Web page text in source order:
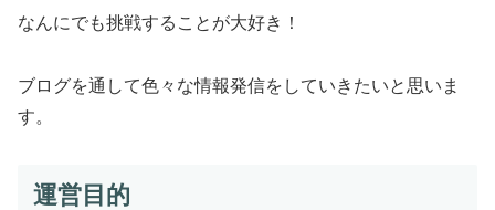
なんにでも挑戦することが大好き！
ブログを通して色々な情報発信をしていきたいと思いま
す。
運営目的